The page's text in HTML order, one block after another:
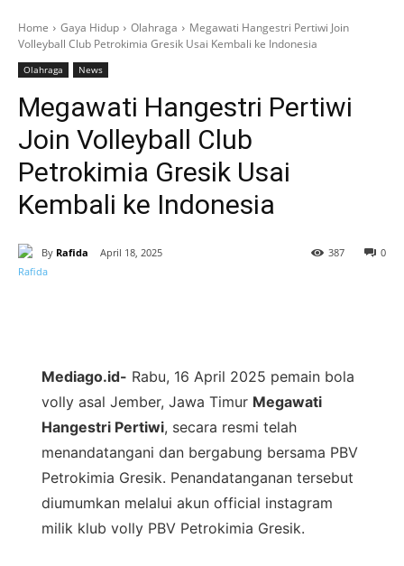
Home Gaya Hidup Olahraga
Megawati Hangestri Pertiwi Join
Volleyball Club Petrokimia Gresik Usai Kembali ke Indonesia
Olahraga News
Megawati Hangestri Pertiwi
Join Volleyball Club
Petrokimia Gresik Usai
Kembali ke Indonesia
By Rafida April 18, 2025 0
387
Mediago.id- Rabu, 16 April 2025 pemain bola
volly asal Jember, Jawa Timur Megawati
Hangestri Pertiwi, secara resmi telah
menandatangani dan bergabung bersama PBV
Petrokimia Gresik. Penandatanganan tersebut
diumumkan melalui akun official instagram
milik klub volly PBV Petrokimia Gresik.